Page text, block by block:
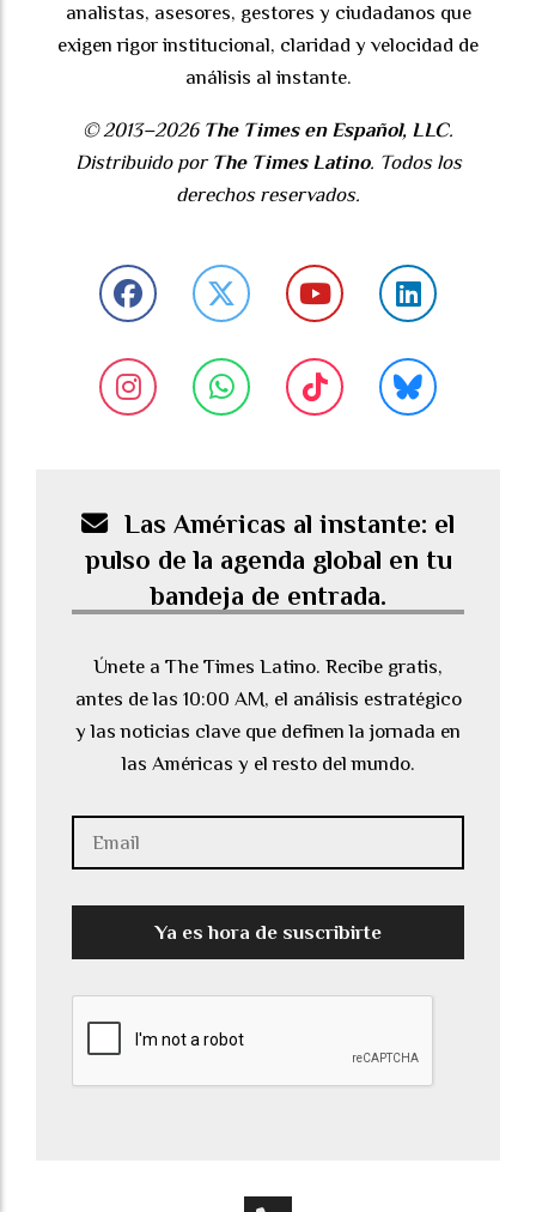
analistas, asesores, gestores y ciudadanos que
exigen rigor institucional, claridad y velocidad de
análisis al instante.
© 2013–2026 The Times en Español, LLC.
Distribuido por The Times Latino. Todos los
derechos reservados.
Las Américas al instante: el
pulso de la agenda global en tu
bandeja de entrada.
Únete a The Times Latino. Recibe gratis,
antes de las 10:00 AM, el análisis estratégico
y las noticias clave que definen la jornada en
las Américas y el resto del mundo.
Ya es hora de suscribirte